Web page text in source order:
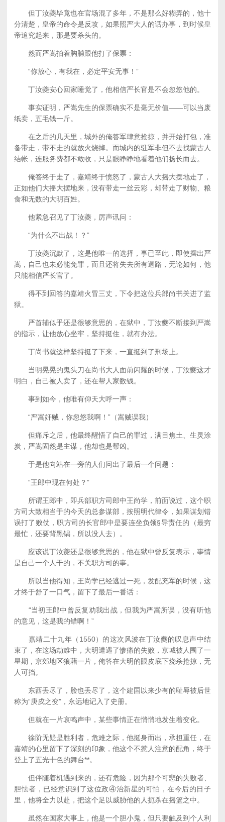
但丁汝夔毕竟也在官场混了多年，不是那么好糊弄的，他十
分清楚，皇帝的命令是反攻，如果照严大人的话办事，到时候皇
帝追究起来，那是要杀头的。
然而严嵩拍着胸脯跟他打了保票：
“你放心，有我在，必定平安无事！”
丁汝夔安心回家睡觉了，他相信严长官是不会忽悠他的。
事实证明，严嵩先生的保票确实不是毫无价值——可以当废
纸卖，五毛钱一斤。
在之后的几天里，城外的俺答军肆意抢掠，并开始打包，准
备带走，带不走的就放火烧掉。而城内的驻军非但不去找蒙古人
结帐，连服务费都不敢收，只是眼睁睁地看着他们扬长而去。
俺答终于走了，嘉靖终于愤怒了，蒙古人大摇大摆地走了，
正如他们大摇大摆地来，没有带走一丝云彩，却带走了财物、粮
食和无数的大明百姓。
他紧急召见了丁汝夔，厉声讯问：
“为什么不出战！？”
丁汝夔沉默了，这是他唯一的选择，事已至此，即使摆出严
嵩，自己也未必能免罪，而且还将失去所有退路，无论如何，他
只能相信严长官了。
得不到回答的嘉靖火冒三丈，下令把这位兵部尚书关进了监
狱。
严首辅似乎还是很够意思的，在狱中，丁汝夔不断接到严嵩
的指示，让他放心坐牢，坚持挺住，就有办法。
丁尚书就这样坚持挺了下来，一直挺到了刑场上。
当明晃晃的鬼头刀在尚书大人面前闪耀的时候，丁汝夔这才
明白，自己被人卖了，还在帮人家数钱。
事到如今，他唯有仰天大呼一声：
“严嵩奸贼，你忽悠我啊！”（嵩贼误我）
但痛斥之后，他最终醒悟了自己的罪过，满目焦土、生灵涂
炭，严嵩固然是主谋，他却也是帮凶。
于是他向站在一旁的人们问出了最后一个问题：
“王郎中现在何处？”
所谓王郎中，即兵部职方司郎中王尚学，前面说过，这个职
方司大致相当于的今天的总参谋部，按照明代律令，如果谋划错
误打了败仗，职方司的长官郎中是要连坐负领§导责任的（最穷
最忙，还要背黑锅，所以没人去）。
应该说丁汝夔还是很够意思的，他在狱中曾反复表示，事情
是自己一个人干的，不关职方司的事。
所以当他得知，王尚学已经逃过一死，发配充军的时候，这
才终于舒了一口气，留下了最后一番话：
“当初王郎中曾反复劝我出战，但我为严嵩所误，没有听他
的意见，这是我的错啊！”
嘉靖二十九年（1550）的这次风波在丁汝夔的叹息声中结
束了，在这场劫难中，大明遭遇了惨痛的失败，京城被人围了一
星期，京郊地区狼藉一片，俺答在大明的眼皮底下烧杀抢掠，无
人可挡。
东西丢尽了，脸也丢尽了，这个建国以来少有的耻辱被后世
称为“庚戍之变”，永远地记入了史册。
但就在一片哀鸣声中，某些事情正在悄悄地发生着变化。
徐阶无疑是胜利者，危难之际，他挺身而出，承担重任，在
嘉靖的心里留下了深刻的印象，他这个不惹人注意的配角，终于
登上了五光十色的舞台**。
但伴随着机遇到来的，还有危险，因为那个可悲的失败者、
胆怯者，已经意识到了这位政④治新星的可怕，在今后的日子
里，他将全力以赴，把这个足以威胁他的人扼杀在摇篮之中。
虽然在国家大事上，他是一个胆小鬼，但只要触及到个人利